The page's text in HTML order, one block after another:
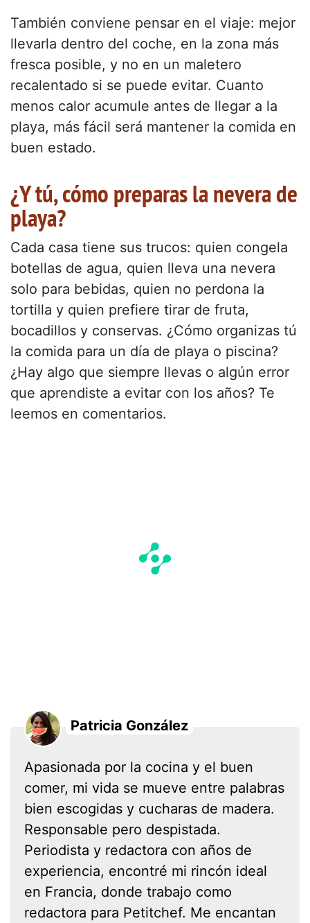
También conviene pensar en el viaje: mejor
llevarla dentro del coche, en la zona más
fresca posible, y no en un maletero
recalentado si se puede evitar. Cuanto
menos calor acumule antes de llegar a la
playa, más fácil será mantener la comida en
buen estado.
¿Y tú, cómo preparas la nevera de
playa?
Cada casa tiene sus trucos: quien congela
botellas de agua, quien lleva una nevera
solo para bebidas, quien no perdona la
tortilla y quien prefiere tirar de fruta,
bocadillos y conservas. ¿Cómo organizas tú
la comida para un día de playa o piscina?
¿Hay algo que siempre llevas o algún error
que aprendiste a evitar con los años? Te
leemos en comentarios.
Patricia González
Apasionada por la cocina y el buen
comer, mi vida se mueve entre palabras
bien escogidas y cucharas de madera.
Responsable pero despistada.
Periodista y redactora con años de
experiencia, encontré mi rincón ideal
en Francia, donde trabajo como
redactora para Petitchef. Me encantan